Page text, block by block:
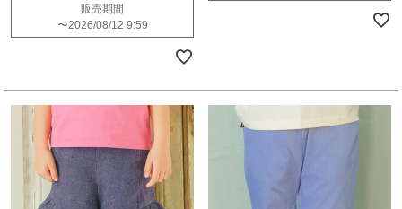
販売期間
〜2026/08/12 9:59